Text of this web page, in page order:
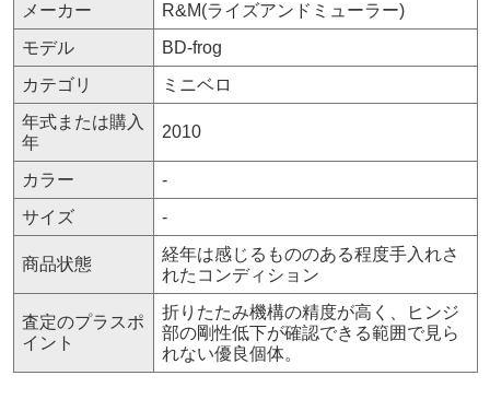
メーカー
R&M(ライズアンドミューラー)
モデル
BD-frog
カテゴリ
ミニベロ
年式または購入
年
2010
カラー
-
サイズ
-
商品状態
経年は感じるもののある程度手入れさ
れたコンディション
査定のプラスポ
イント
折りたたみ機構の精度が高く、ヒンジ
部の剛性低下が確認できる範囲で見ら
れない優良個体。